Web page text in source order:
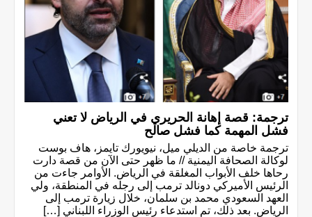
ترجمة: قصة إهانة الحريري في الرياض لا تعني
فشل المهمة كما فشل صالح
ترجمة خاصة من الديلي ميل، نيويورك تايمز، هاف بوست
لوكالة الصحافة اليمنية // ما ظهر حتى الآن من قصة دارت
رحاها خلف الأبواب المغلقة في الرياض. الأوامر جاءت من
الرئيس الأميركي دونالد ترمب إلى رجله في المنطقة، ولي
العهد السعودي محمد بن سلمان، خلال زيارة ترمب إلى
الرياض. بعد ذلك، تم استدعاء رئيس الوزراء اللبناني […]